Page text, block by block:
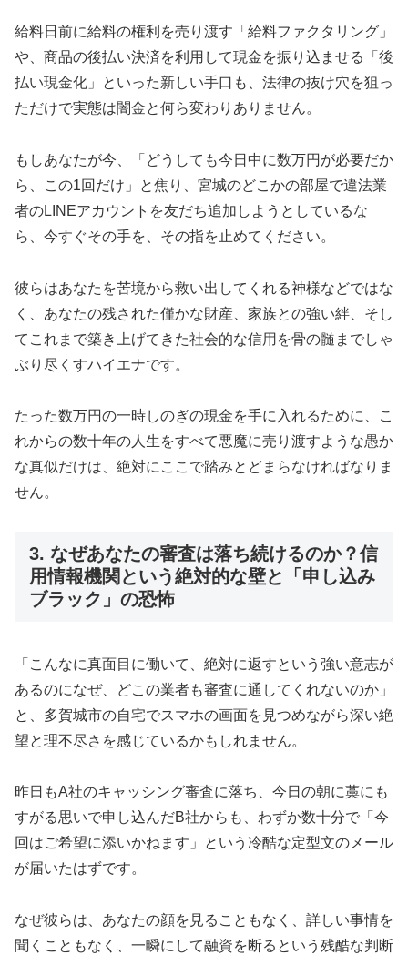
給料日前に給料の権利を売り渡す「給料ファクタリング」
や、商品の後払い決済を利用して現金を振り込ませる「後
払い現金化」といった新しい手口も、法律の抜け穴を狙っ
ただけで実態は闇金と何ら変わりありません。
もしあなたが今、「どうしても今日中に数万円が必要だか
ら、この1回だけ」と焦り、宮城のどこかの部屋で違法業
者のLINEアカウントを友だち追加しようとしているな
ら、今すぐその手を、その指を止めてください。
彼らはあなたを苦境から救い出してくれる神様などではな
く、あなたの残された僅かな財産、家族との強い絆、そし
てこれまで築き上げてきた社会的な信用を骨の髄までしゃ
ぶり尽くすハイエナです。
たった数万円の一時しのぎの現金を手に入れるために、こ
れからの数十年の人生をすべて悪魔に売り渡すような愚か
な真似だけは、絶対にここで踏みとどまらなければなりま
せん。
3. なぜあなたの審査は落ち続けるのか？信
用情報機関という絶対的な壁と「申し込み
ブラック」の恐怖
「こんなに真面目に働いて、絶対に返すという強い意志が
あるのになぜ、どこの業者も審査に通してくれないのか」
と、多賀城市の自宅でスマホの画面を見つめながら深い絶
望と理不尽さを感じているかもしれません。
昨日もA社のキャッシング審査に落ち、今日の朝に藁にも
すがる思いで申し込んだB社からも、わずか数十分で「今
回はご希望に添いかねます」という冷酷な定型文のメール
が届いたはずです。
なぜ彼らは、あなたの顔を見ることもなく、詳しい事情を
聞くこともなく、一瞬にして融資を断るという残酷な判断